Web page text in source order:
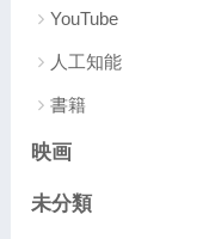
YouTube
人工知能
書籍
映画
未分類